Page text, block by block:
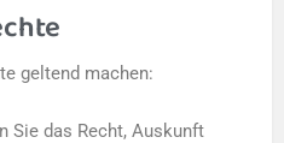
geltend machen:
Sie das Recht, Auskunft